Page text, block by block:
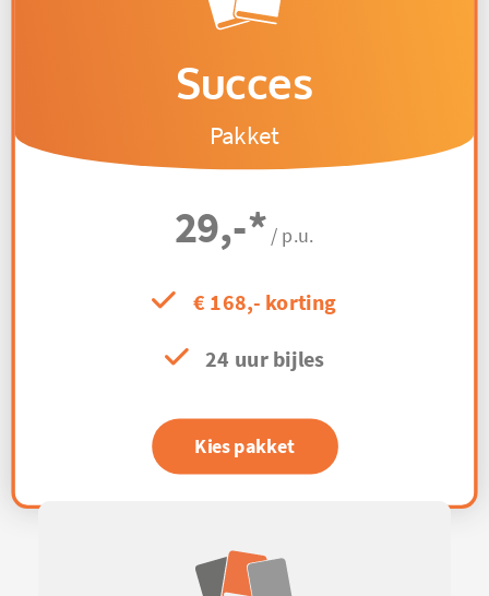
Succes
Pakket
29,-* / p.u.
€ 168,- korting
24 uur bijles
Kies pakket